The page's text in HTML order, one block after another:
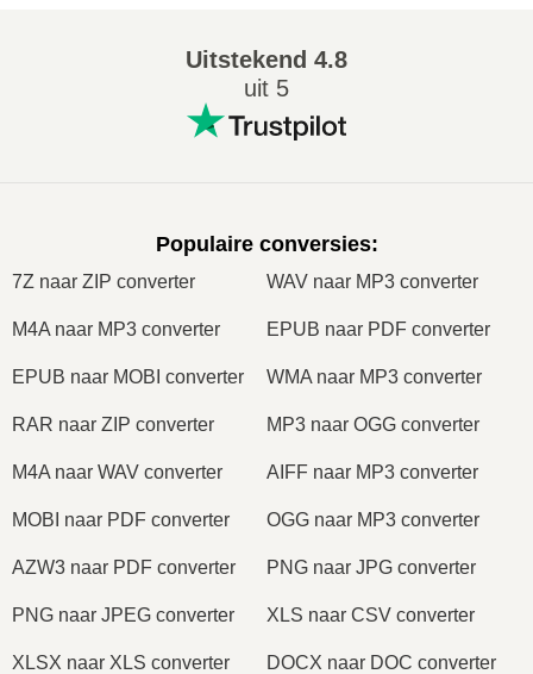
Uitstekend 4.8
uit 5
Populaire conversies:
7Z naar ZIP converter WAV naar MP3 converter
M4A naar MP3 converter EPUB naar PDF converter
EPUB naar MOBI converter WMA naar MP3 converter
RAR naar ZIP converter MP3 naar OGG converter
M4A naar WAV converter AIFF naar MP3 converter
MOBI naar PDF converter OGG naar MP3 converter
AZW3 naar PDF converter PNG naar JPG converter
PNG naar JPEG converter XLS naar CSV converter
XLSX naar XLS converter DOCX naar DOC converter